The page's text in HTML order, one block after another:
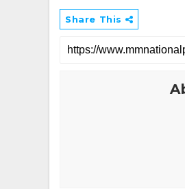
Share This